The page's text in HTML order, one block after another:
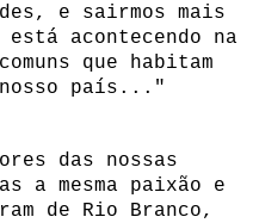
e sairmos mais
acontecendo na
que habitam
país..."
das nossas
a mesma paixão e
de Rio Branco,